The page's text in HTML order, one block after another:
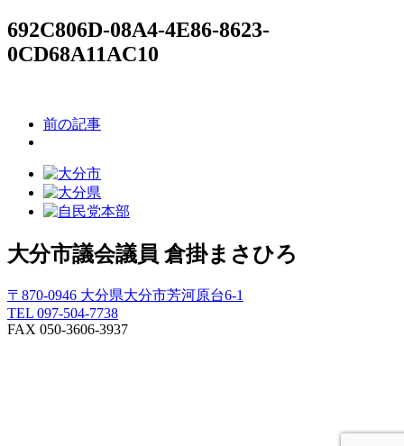
692C806D-08A4-4E86-8623-
0CD68A11AC10
前の記事
大分市議会議員 倉掛まさひろ
〒870-0946 大分県大分市芳河原台6-1
TEL 097-504-7738
FAX 050-3606-3937